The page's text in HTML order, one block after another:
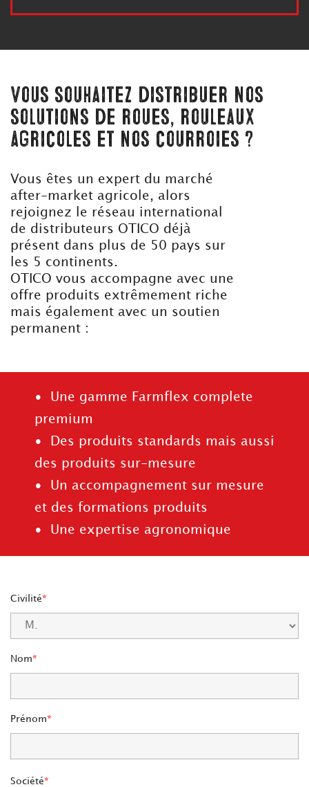
Vous souhaitez distribuer nos
solutions de roues, rouleaux
agricoles et nos courroies ?
Vous êtes un expert du marché
after-market agricole, alors
rejoignez le réseau international
de distributeurs OTICO déjà
présent dans plus de 50 pays sur
les 5 continents.
OTICO vous accompagne avec une
offre produits extrêmement riche
mais également avec un soutien
permanent :
• Une gamme Farmflex complete
premium
• Des produits standards mais aussi
des produits sur-mesure
• Un accompagnement sur mesure
et des formations produits
• Une expertise agronomique
Civilité
Nom
Prénom
Société